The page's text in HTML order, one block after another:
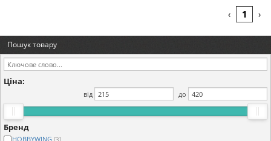
‹ 1 ›
Пошук товару
Ціна:
від до
Бренд
HOBBYWING